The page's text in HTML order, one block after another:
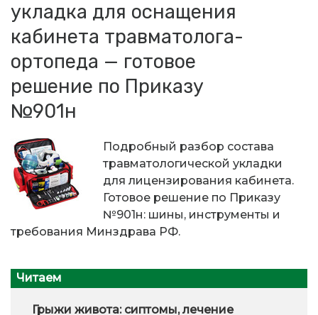
укладка для оснащения
кабинета травматолога-
ортопеда — готовое
решение по Приказу
№901н
Подробный разбор состава
травматологической укладки
для лицензирования кабинета.
Готовое решение по Приказу
№901н: шины, инструменты и
требования Минздрава РФ.
Читаем
Грыжи живота: сиптомы, лечение